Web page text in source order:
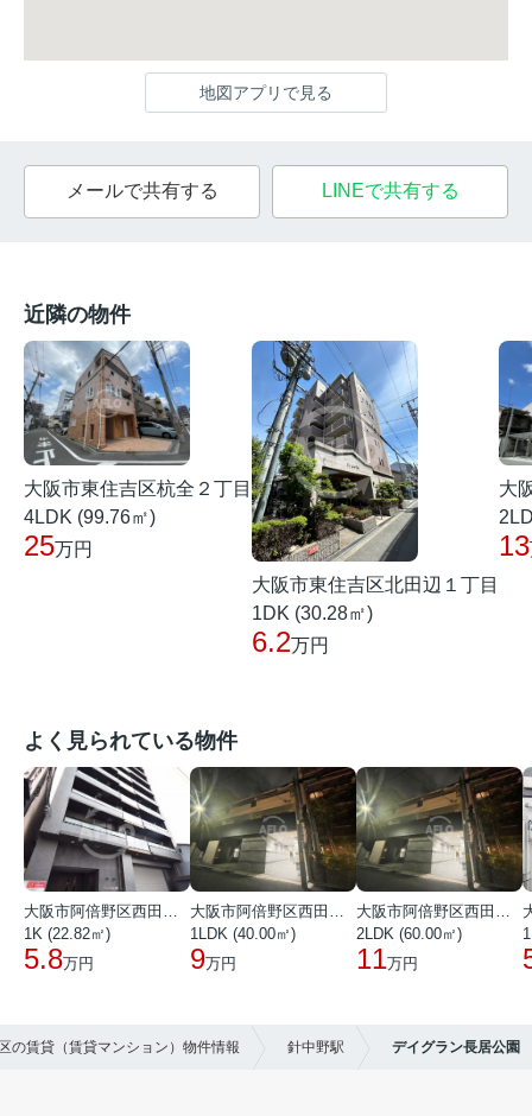
地図アプリで見る
メールで共有する LINEで共有する
近隣の物件
大阪市東住吉区杭全２丁目
4LDK (99.76㎡)
25万円
大阪市東住吉区北田辺１丁目
1DK (30.28㎡)
6.2万円
大
13
よく見られている物件
大阪市阿倍野区西田辺町１丁目
1K (22.82㎡)
5.8万円
大阪市阿倍野区西田辺町１丁目
1LDK (40.00㎡)
9万円
大阪市阿倍野区西田辺町１丁目
2LDK (60.00㎡)
11万円
の賃貸（賃貸マンション）物件情報 針中野駅 デイグラン長居公園